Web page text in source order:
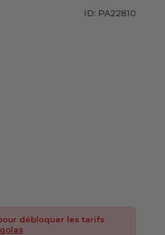
ID: PA22810
débloquer les tarifs